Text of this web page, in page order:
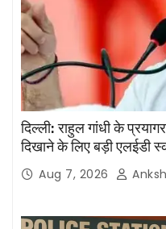
दिल्ली: राहुल गांधी के
दिखाने के लिए बड़ी एलईडी
Aug 7, 2026